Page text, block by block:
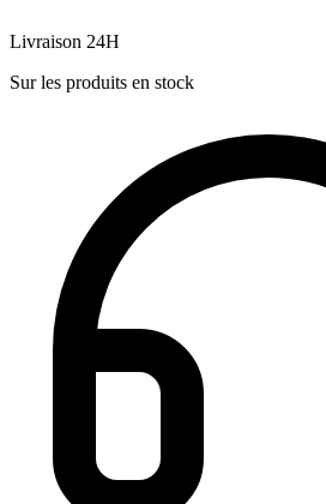
Livraison 24H
Sur les produits en stock